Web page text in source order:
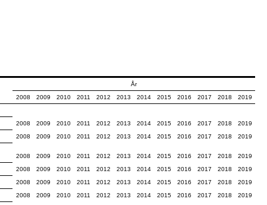
År
2008
2009 2010 2011 2012 2013 2014 2015 2016 2017 2018
2019
2008
2009 2010 2011 2012 2013 2014 2015 2016 2017 2018 2019
2008 2009 2010 2011 2012 2013 2014 2015 2016 2017 2018
2019
2008 2009 2010 2011 2012 2013 2014 2015 2016 2017 2018
2019
2008 2009 2010 2011 2012 2013 2014 2015 2016 2017 2018
2019
2008 2009 2010 2011 2012 2013 2014 2015 2016 2017 2018
2019
2008 2009 2010 2011 2012 2013 2014 2015 2016 2017 2018
2019